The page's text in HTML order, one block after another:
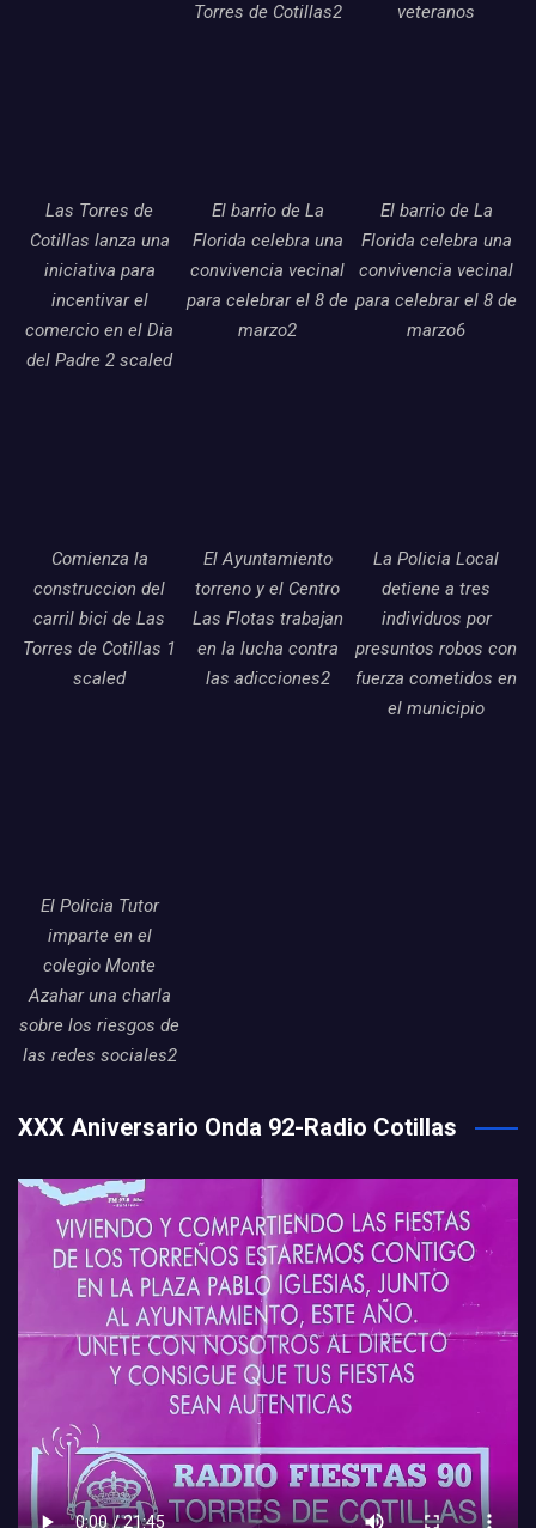
Torres de Cotillas2
veteranos
Las Torres de
Cotillas lanza una
iniciativa para
incentivar el
comercio en el Dia
del Padre 2 scaled
El barrio de La
Florida celebra una
convivencia vecinal
para celebrar el 8 de
marzo2
El barrio de La
Florida celebra una
convivencia vecinal
para celebrar el 8 de
marzo6
Comienza la
construccion del
carril bici de Las
Torres de Cotillas 1
scaled
El Ayuntamiento
torreno y el Centro
Las Flotas trabajan
en la lucha contra
las adicciones2
La Policia Local
detiene a tres
individuos por
presuntos robos con
fuerza cometidos en
el municipio
El Policia Tutor
imparte en el
colegio Monte
Azahar una charla
sobre los riesgos de
las redes sociales2
XXX Aniversario Onda 92-Radio Cotillas